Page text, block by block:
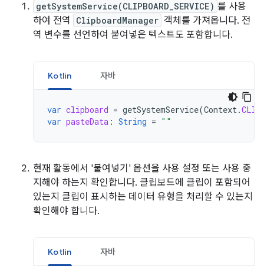
getSystemService(CLIPBOARD_SERVICE) 를 사용
하여 전역
ClipboardManager 객체를 가져옵니다. 전
역 변수를 선언하여 붙여넣은 텍스트도 포함합니다.
Kotlin 자바
var clipboard = getSystemService(Context.
var pasteData : String = ""
현재 활동에서 '붙여넣기' 옵션을 사용 설정 또는 사용 중
지해야 하는지 확인합니다. 클립보드에 클립이 포함되어
있는지 클립이 표시하는 데이터 유형을 처리할 수 있는지
확인해야 합니다.
Kotlin 자바